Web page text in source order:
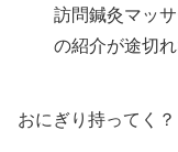
訪問鍼灸マッ
の紹介が途切
おにぎり持ってく？